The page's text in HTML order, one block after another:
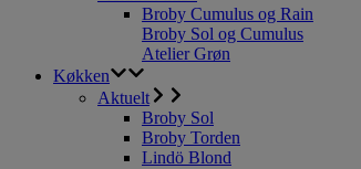
Broby Cumulus og Rain
Broby Sol og Cumulus
Atelier Grøn
Køkken
Aktuelt
Broby Sol
Broby Torden
Lindö Blond